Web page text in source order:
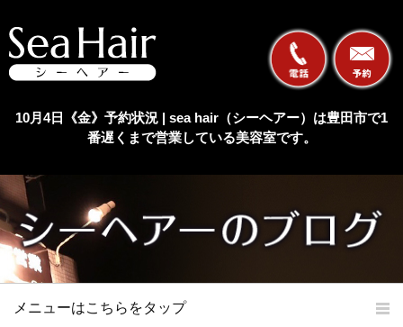
10月4日《金》予約状況 | sea hair（シーヘアー）は豊田市で1
番遅くまで営業している美容室です。
メニューはこちらをタップ